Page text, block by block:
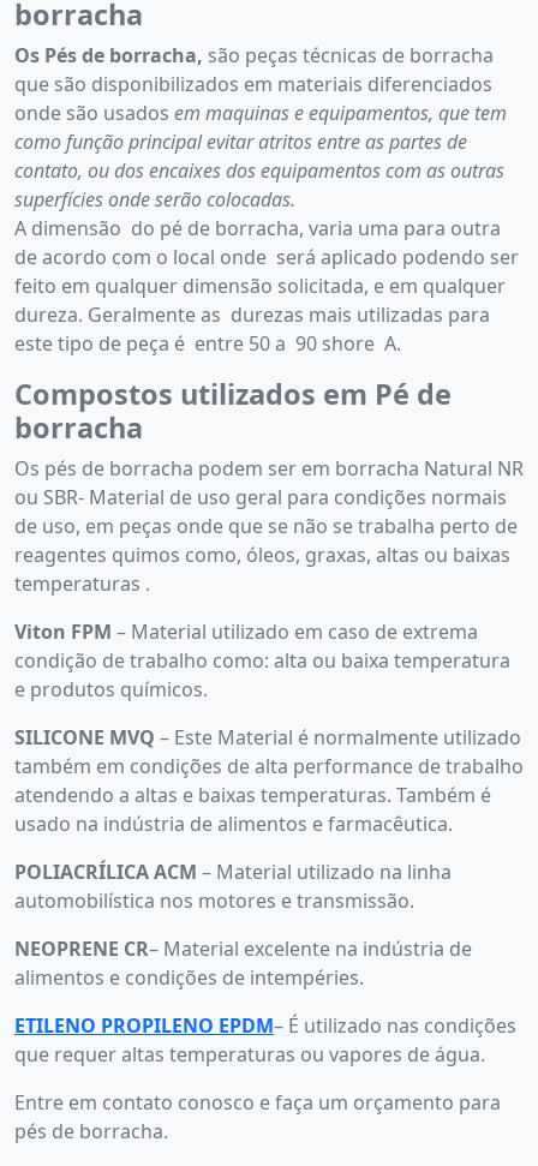
borracha
Os Pés de borracha, são peças técnicas de borracha
que são disponibilizados em materiais diferenciados
onde são usados em maquinas e equipamentos, que tem
como função principal evitar atritos entre as partes de
contato, ou dos encaixes dos equipamentos com as outras
superfícies onde serão colocadas.
A dimensão do pé de borracha, varia uma para outra
de acordo com o local onde será aplicado podendo ser
feito em qualquer dimensão solicitada, e em qualquer
dureza. Geralmente as durezas mais utilizadas para
este tipo de peça é entre 50 a 90 shore A.
Compostos utilizados em Pé de
borracha
Os pés de borracha podem ser em borracha Natural NR
ou SBR- Material de uso geral para condições normais
de uso, em peças onde que se não se trabalha perto de
reagentes quimos como, óleos, graxas, altas ou baixas
temperaturas .
Viton FPM – Material utilizado em caso de extrema
condição de trabalho como: alta ou baixa temperatura
e produtos químicos.
SILICONE MVQ – Este Material é normalmente utilizado
também em condições de alta performance de trabalho
atendendo a altas e baixas temperaturas. Também é
usado na indústria de alimentos e farmacêutica.
POLIACRÍLICA ACM – Material utilizado na linha
automobilística nos motores e transmissão.
NEOPRENE CR– Material excelente na indústria de
alimentos e condições de intempéries.
ETILENO PROPILENO EPDM– É utilizado nas condições
que requer altas temperaturas ou vapores de água.
Entre em contato conosco e faça um orçamento para
pés de borracha.